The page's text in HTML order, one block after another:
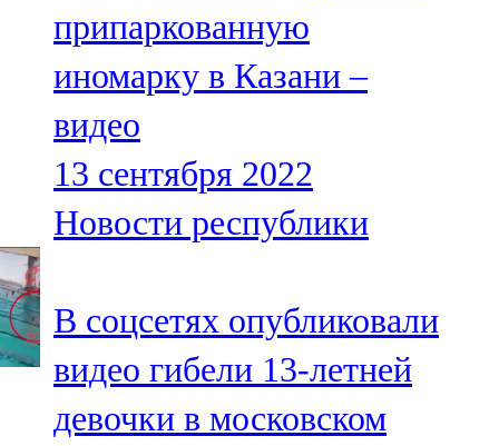
припаркованную
иномарку в Казани –
видео
13 сентября 2022
Новости республики
В соцсетях опубликовали
видео гибели 13-летней
девочки в московском